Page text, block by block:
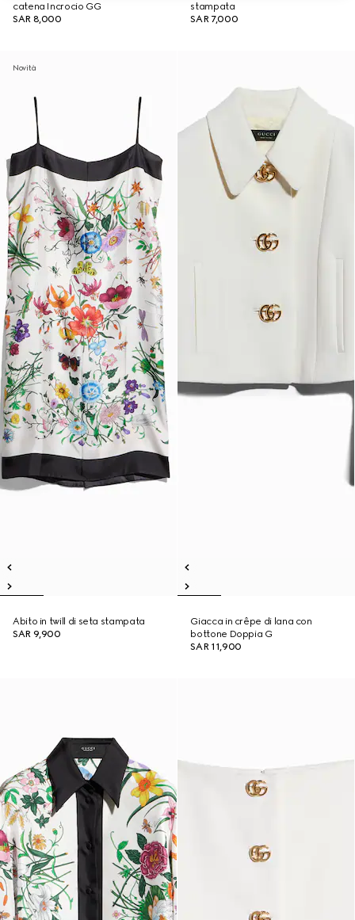
catena Incrocio GG
SAR 8,000
stampata
SAR 7,000
Novità
Abito in twill di seta stampata
SAR 9,900
Giacca in crêpe di lana con
bottone Doppia G
SAR 11,900